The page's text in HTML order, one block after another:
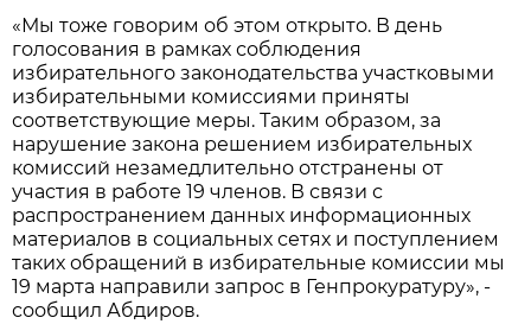
«Мы тоже говорим об этом открыто. В день
голосования в рамках соблюдения
избирательного законодательства участковыми
избирательными комиссиями приняты
соответствующие меры. Таким образом, за
нарушение закона решением избирательных
комиссий незамедлительно отстранены от
участия в работе 19 членов. В связи с
распространением данных информационных
материалов в социальных сетях и поступлением
таких обращений в избирательные комиссии мы
19 марта направили запрос в Генпрокуратуру», -
сообщил Абдиров.